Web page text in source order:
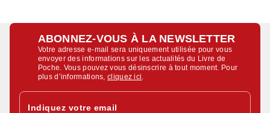
ABONNEZ-VOUS À LA NEWSLETTER
Votre adresse e-mail sera uniquement utilisée pour vous
envoyer des informations sur les actualités du Livre de
Poche. Vous pouvez vous désinscrire à tout moment. Pour
plus d’informations,cliquez ici
Indiquez votre email